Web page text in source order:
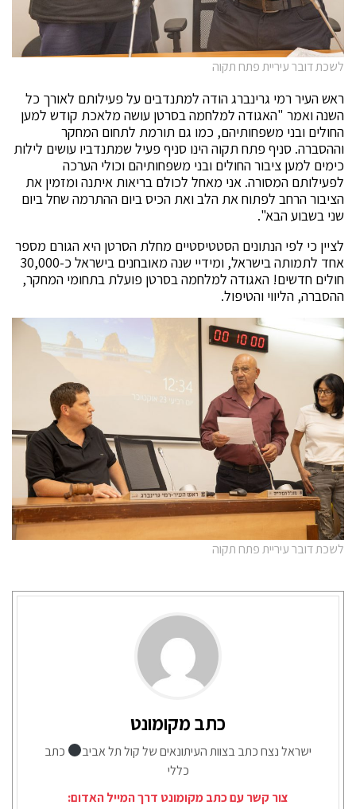
לשכת דובר עיריית פתח תקוה
ראש העיר רמי גרינברג הודה למתנדבים על פעילותם לאורך כל
השנה ואמר "האגודה למלחמה בסרטן עושה מלאכת קודש למען
החולים ובני משפחותיהם, כמו גם תורמת לתחום המחקר
וההסברה. סניף פתח תקוה הינו סניף פעיל שמתנדביו עושים לילות
כימים למען ציבור החולים ובני משפחותיהם וכולי הערכה
לפעילותם המסורה. אני מאחל לכולם בריאות איתנה ומזמין את
הציבור הרחב לפתוח את הלב ואת הכיס ביום ההתרמה שחל ביום
שני בשבוע הבא".
לציין כי לפי הנתונים הסטטיסטיים מחלת הסרטן היא הגורם מספר
אחד לתמותה בישראל, ומידיי שנה מאובחנים בישראל כ-30,000
חולים חדשים! האגודה למלחמה בסרטן פועלת בתחומי המחקר,
ההסברה, הליווי והטיפול.
לשכת דובר עיריית פתח תקוה
כתב מקומונט
ישראל נצח כתב בצוות העיתונאים של קול תל אביב
כתב
כללי
צור קשר עם כתב מקומונט דרך המייל האדום: